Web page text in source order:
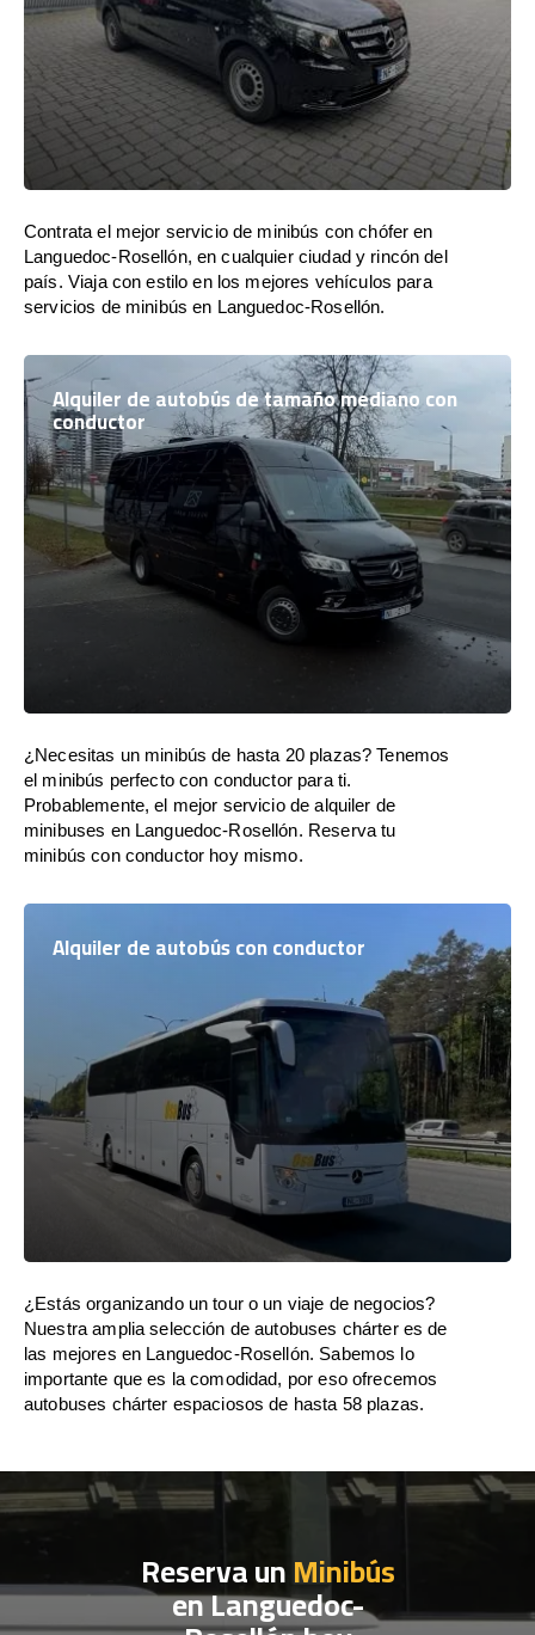
Contrata el mejor servicio de minibús con chófer en
Languedoc-Rosellón, en cualquier ciudad y rincón del
país. Viaja con estilo en los mejores vehículos para
servicios de minibús en Languedoc-Rosellón.
Alquiler de autobús de tamaño mediano con
conductor
¿Necesitas un minibús de hasta 20 plazas? Tenemos
el minibús perfecto con conductor para ti.
Probablemente, el mejor servicio de alquiler de
minibuses en Languedoc-Rosellón. Reserva tu
minibús con conductor hoy mismo.
Alquiler de autobús con conductor
¿Estás organizando un tour o un viaje de negocios?
Nuestra amplia selección de autobuses chárter es de
las mejores en Languedoc-Rosellón. Sabemos lo
importante que es la comodidad, por eso ofrecemos
autobuses chárter espaciosos de hasta 58 plazas.
Reserva unMinibús
en Languedoc-